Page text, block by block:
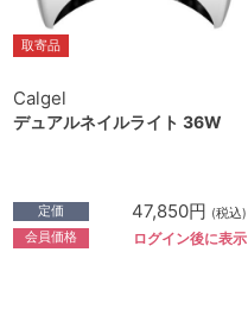
取寄品
Calgel
デュアルネイルライト 36W
定価 47,850円 (税込)
会員価格 ログイン後に表示